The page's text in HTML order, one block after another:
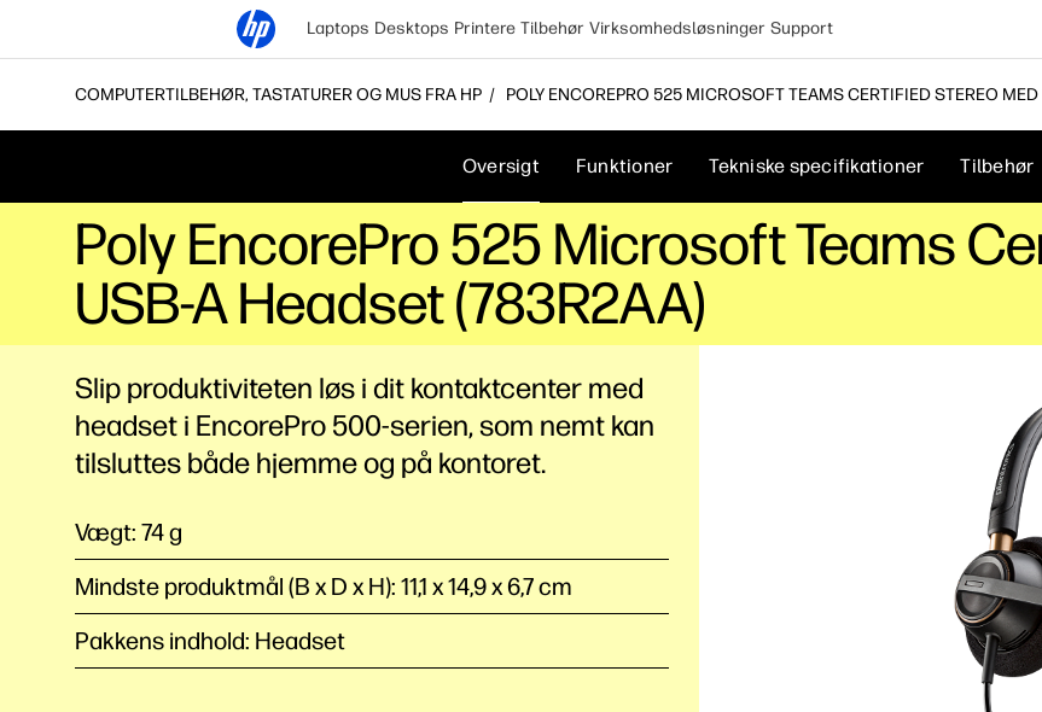
Laptops Desktops Printere Tilbehør Virksomhedsløsninger Support
COMPUTERTILBEHØR, TASTATURER OG MUS FRA HP POLY ENCOREPRO 525 MICROSOFT TEAMS CERTIFIED STEREO
Oversigt Funktioner Tekniske specifikationer Tilbehør
Poly EncorePro 525 Microsoft Teams
USB-A Headset (783R2AA)
Slip produktiviteten løs i dit kontaktcenter med
headset i EncorePro 500-serien, som nemt kan
tilsluttes både hjemme og på kontoret.
Vægt: 74 g
Mindste produktmål (B x D x H): 11,1 x 14,9 x 6,7 cm
Pakkens indhold: Headset